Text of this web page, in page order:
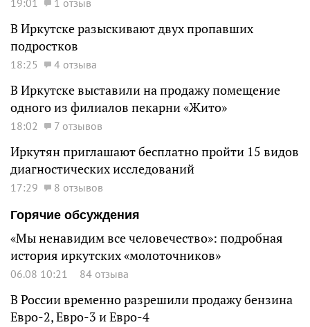
В Иркутске разыскивают двух пропавших
подростков
18:25 4 отзыва
В Иркутске выставили на продажу помещение
одного из филиалов пекарни «Жито»
18:02 7 отзывов
Иркутян приглашают бесплатно пройти 15 видов
диагностических исследований
17:29
8 отзывов
Горячие обсуждения
«Мы ненавидим все человечество»: подробная
история иркутских «молоточников»
06.08 10:21 84 отзыва
В России временно разрешили продажу бензина
Евро-2, Евро-3 и Евро-4